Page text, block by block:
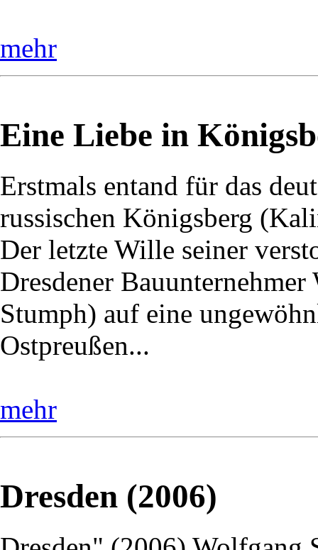
mehr
Eine Liebe in
Erstmals entand für das
russischen Königsberg
Der letzte Wille seiner
Dresdener
Stumph) auf eine
Ostpreußen...
mehr
Dresden (2006)